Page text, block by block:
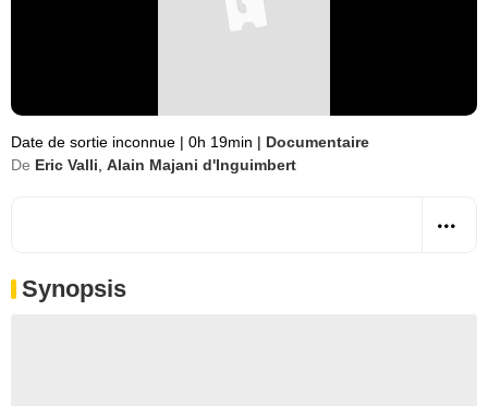
Date de sortie inconnue | 0h 19min | Documentaire
De Eric Valli Alain Majani d'Inguimbert
Synopsis